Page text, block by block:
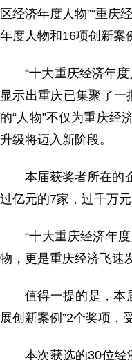
区经济年度人物”“重庆
年度人物和16项创新案
“十大重庆经济年
显示出重庆已集聚了
的“人物”不仅为重庆经
升级将迈入新阶段。
本届获奖者所在的
过亿元的7家，过千万
“十大重庆经济年
物，更是重庆经济飞速
值得一提的是，本
展创新案例”2个奖项，
本次获选的30位经